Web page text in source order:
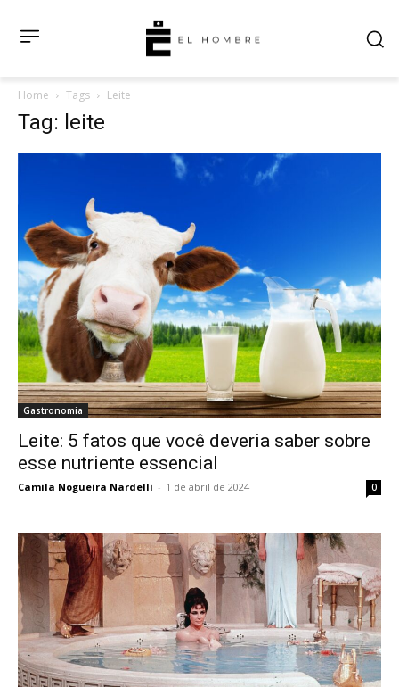
Home Tags Leite
Tag: leite
Gastronomia
Leite: 5 fatos que você deveria saber sobre
esse nutriente essencial
Camila Nogueira Nardelli - 1 de abril de 2024 0